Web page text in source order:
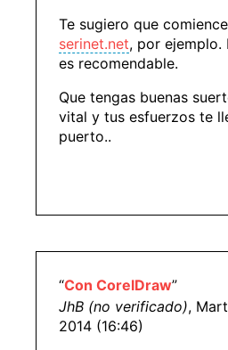
Te sugiero que
serinet.net, por ejemplo.
es recomendable.
Que tengas buenas
vital y tus esfuerzos te
puerto..
“Con CorelDraw”
JhB (no verificado),
2014 (16:46)